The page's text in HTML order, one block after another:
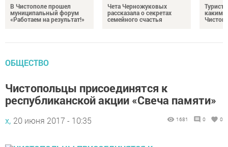
В Чистополе прошел
муниципальный форум
«Работаем на результат!»
Чета Черножуковых
рассказала о секретах
семейного счастья
каким
ОБЩЕСТВО
Чистопольцы присоединятся к
республиканской акции «Свеча памяти»
х, 20 июня 2017 - 10:35 1681 0 0